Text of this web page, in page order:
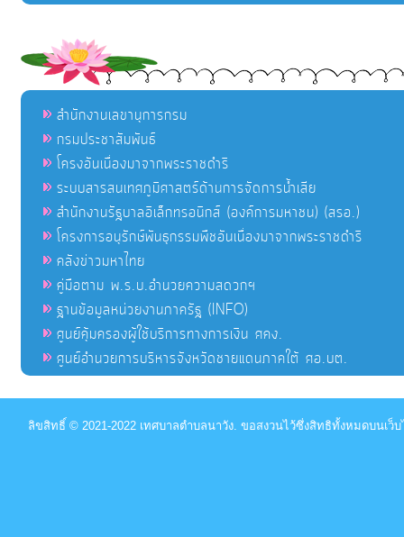
สำนักงานเลขานุการกรม
กรมประชาสัมพันธ์
โครงอันเนื่องมาจากพระราชดำริ
ระบบสารสนเทศภูมิศาสตร์ด้านการจัดการน้ำเสีย
สำนักงานรัฐบาลอิเล็กทรอนิกส์ (องค์การมหาชน) (สรอ.)
โครงการอนุรักษ์พันธุกรรมพืชอันเนื่องมาจากพระราชดำริ
คลังข่าวมหาไทย
คู่มือตาม พ.ร.บ.อำนวยความสดวกฯ
ฐานข้อมูลหน่วยงานภาครัฐ (INFO)
ศูนย์คุ้มครองผู้ใช้บริการทางการเงิน ศคง.
ศูนย์อำนวยการบริหารจังหวัดชายแดนภาคใต้ ศอ.บต.
ลิขสิทธิ์ © 2021-2022 เทศบาลตำบลนาวัง. ขอสงวนไว้ซึ่งสิทธิทั้งหมดบนเ